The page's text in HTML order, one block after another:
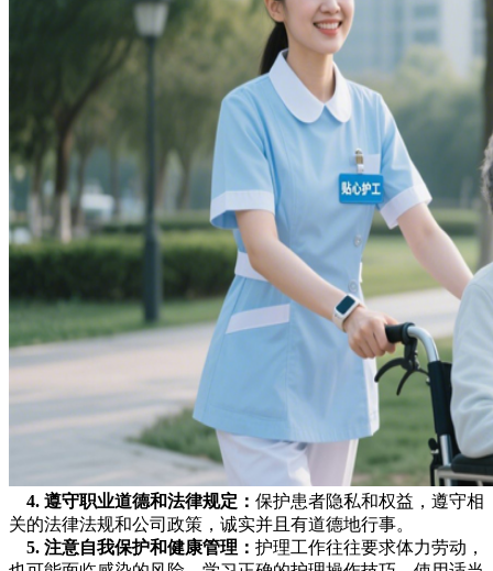
4. 遵守职业道德和法律规定： 保护患者隐私和权益，遵守相
关的法律法规和公司政策，诚实并且有道德地行事。
5. 注意自我保护和健康管理 ： 护理工作往往要求体力劳动，